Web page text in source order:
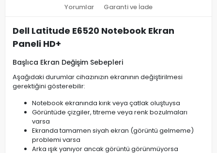
Yorumlar Garanti ve İade
Dell Latitude E6520 Notebook Ekran
Paneli HD+
Başlıca Ekran Değişim Sebepleri
Aşağıdaki durumlar cihazınızın ekranının değiştirilmesi
gerektiğini gösterebilir:
Notebook ekranında kırık veya çatlak oluştuysa
Görüntüde çizgiler, titreme veya renk bozulmaları
varsa
Ekranda tamamen siyah ekran (görüntü gelmeme)
problemi varsa
Arka ışık yanıyor ancak görüntü görünmüyorsa